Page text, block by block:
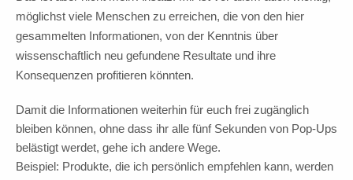
möglichst viele Menschen zu erreichen, die von den hier
gesammelten Informationen, von der Kenntnis über
wissenschaftlich neu gefundene Resultate und ihre
Konsequenzen profitieren könnten.
Damit die Informationen weiterhin für euch frei zugänglich
bleiben können, ohne dass ihr alle fünf Sekunden von Pop-Ups
belästigt werdet, gehe ich andere Wege.
Beispiel: Produkte, die ich persönlich empfehlen kann, werden